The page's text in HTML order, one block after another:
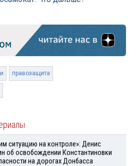
правозащита
ситуацию на контроле»: Денис
об освобождении Константиновки
на дорогах Донбасса